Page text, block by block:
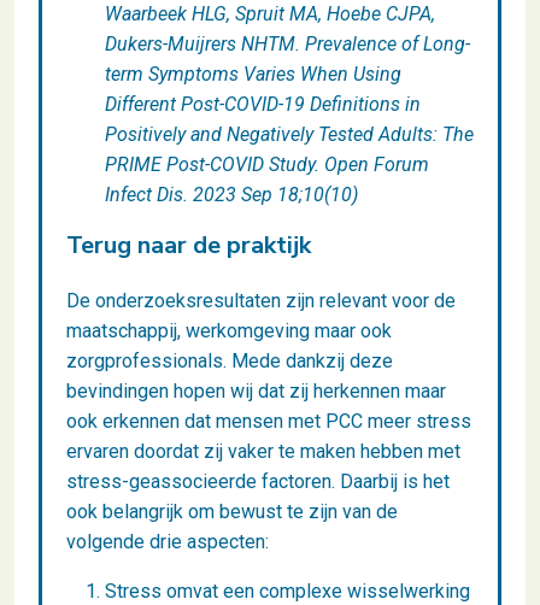
Waarbeek HLG, Spruit MA, Hoebe CJPA,
Dukers-Muijrers NHTM. Prevalence of Long-
term Symptoms Varies When Using
Different Post-COVID-19 Definitions in
Positively and Negatively Tested Adults: The
PRIME Post-COVID Study. Open Forum
Infect Dis. 2023 Sep 18;10(10)
Terug naar de praktijk
De onderzoeksresultaten zijn relevant voor de
maatschappij, werkomgeving maar ook
zorgprofessionals. Mede dankzij deze
bevindingen hopen wij dat zij herkennen maar
ook erkennen dat mensen met PCC meer stress
ervaren doordat zij vaker te maken hebben met
stress-geassocieerde factoren. Daarbij is het
ook belangrijk om bewust te zijn van de
volgende drie aspecten:
Stress omvat een complexe wisselwerking